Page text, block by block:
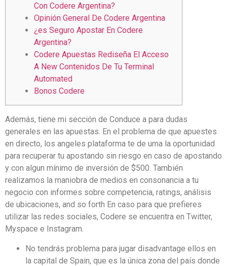
Con Codere Argentina?
Opinión General De Codere Argentina
¿es Seguro Apostar En Codere
Argentina?
Codere Apuestas Rediseña El Acceso
A New Contenidos De Tu Terminal
Automated
Bonos Codere
Además, tiene mi sección de Conduce a para dudas
generales en las apuestas. En el problema de que apuestes
en directo, los angeles plataforma te de uma la oportunidad
para recuperar tu apostando sin riesgo en caso de apostando
y con algun mínimo de inversión de $500. También
realizamos la maniobra de medios en consonancia a tu
negocio con informes sobre competencia, ratings, análisis
de ubicaciones, and so forth En caso para que prefieres
utilizar las redes sociales, Codere se encuentra en Twitter,
Myspace e Instagram.
No tendrás problema para jugar disadvantage ellos en
la capital de Spain, que es la única zona del país donde